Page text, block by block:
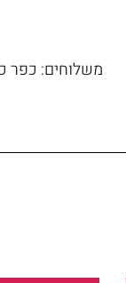
משלוחים: כפר